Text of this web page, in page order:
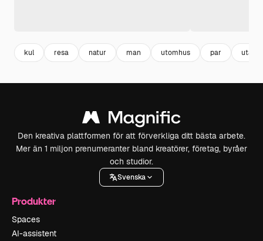
kul resa natur man utomhus par
Den kreativa plattformen för att förverkliga ditt bästa arbete.
Mer än 1 miljon prenumeranter bland kreatörer, företag, byråer
och studior.
Svenska
Produkter
Spaces
AI-assistent